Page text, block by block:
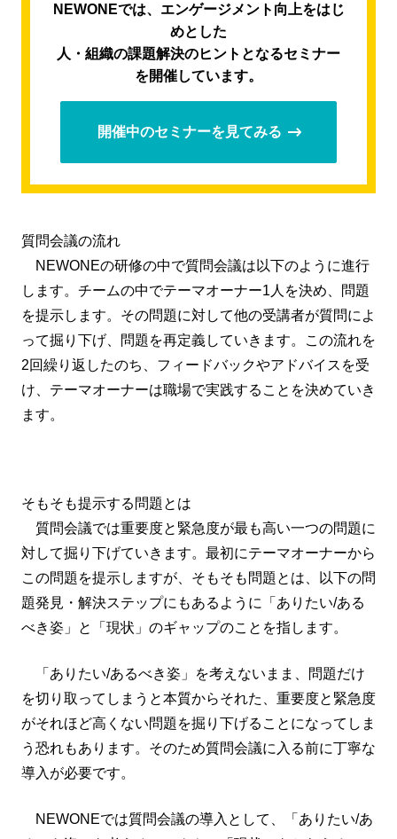
NEWONEでは、エンゲージメント向上をはじ
めとした
人・組織の課題解決のヒントとなるセミナー
を開催しています。
開催中のセミナーを見てみる
質問会議の流れ
NEWONEの研修の中で質問会議は以下のように進行
します。チームの中でテーマオーナー1人を決め、問題
を提示します。その問題に対して他の受講者が質問によ
って掘り下げ、問題を再定義していきます。この流れを
2回繰り返したのち、フィードバックやアドバイスを受
け、テーマオーナーは職場で実践することを決めていき
ます。
そもそも提示する問題とは
質問会議では重要度と緊急度が最も高い一つの問題に
対して掘り下げていきます。最初にテーマオーナーから
この問題を提示しますが、そもそも問題とは、以下の問
題発見・解決ステップにもあるように「ありたい/ある
べき姿」と「現状」のギャップのことを指します。
「ありたい/あるべき姿」を考えないまま、問題だけ
を切り取ってしまうと本質からそれた、重要度と緊急度
がそれほど高くない問題を掘り下げることになってしま
う恐れもあります。そのため質問会議に入る前に丁寧な
導入が必要です。
NEWONEでは質問会議の導入として、「ありたい/あ